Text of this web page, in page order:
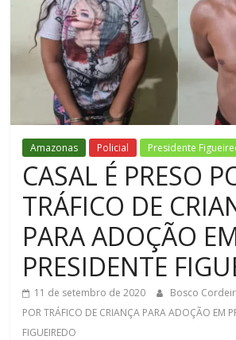
Figueiredo
Amazonas Policial Presidente
CASAL É PRESO
TRÁFICO DE
PARA ADOÇÃO
PRESIDENTE
11 de setembro de 2020 Bosco
POR TRÁFICO DE CRIANÇA PARA ADOÇÃO EM
FIGUEIREDO